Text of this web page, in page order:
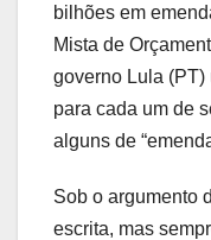
bilhões em
Mista de
governo Lula (PT)
para cada um de
alguns de
Sob o argumento
escrita, mas